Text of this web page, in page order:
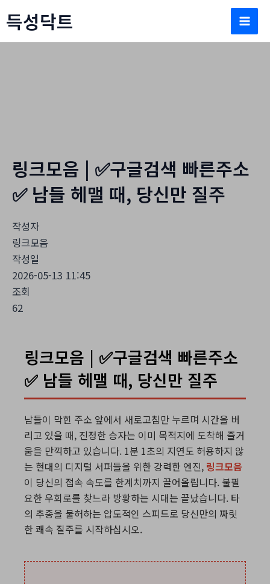
텐
츠
득성닥트
Main
링크모음 | ✅구글검색 빠른주소
✅ 남들 헤맬 때, 당신만 질주
작성자
링크모음
작성일
2026-05-13 11:45
조회
62
링크모음 | ✅구글검색 빠른주소
✅ 남들 헤맬 때, 당신만 질주
남들이 막힌 주소 앞에서 새로고침만 누르며 시간을 버
리고 있을 때, 진정한 승자는 이미 목적지에 도착해 즐거
움을 만끽하고 있습니다. 1분 1초의 지연도 허용하지 않
는 현대의 디지털 서퍼들을 위한 강력한 엔진, 링크모음
이 당신의 접속 속도를 한계치까지 끌어올립니다. 불필
요한 우회로를 찾느라 방황하는 시대는 끝났습니다. 타
의 추종을 불허하는 압도적인 스피드로 당신만의 짜릿
한 쾌속 질주를 시작하십시오.